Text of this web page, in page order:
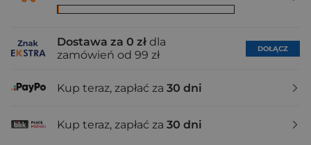
Dostawa za 0 zł dla
zamówień od 99 zł
DOŁĄCZ
Kup teraz, zapłać za 30 dni
Kup teraz, zapłać za 30 dni